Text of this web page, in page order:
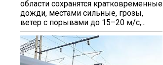
области сохранятся кратковременные
дожди, местами сильные, грозы,
ветер с порывами до 15–20 м/с,...